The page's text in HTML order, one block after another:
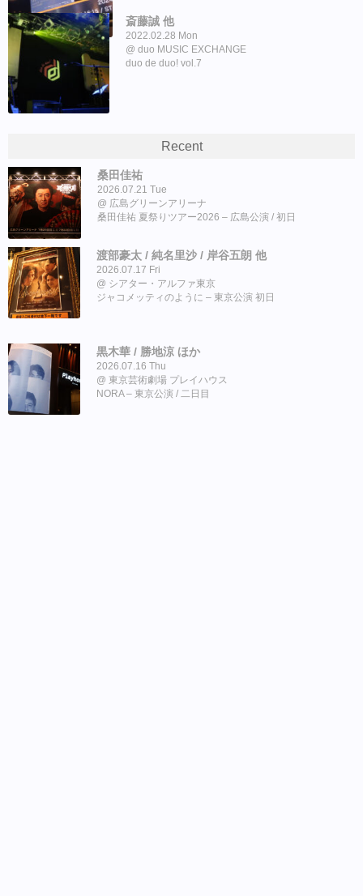
斎藤誠 他
2022.02.28 Mon
duo MUSIC EXCHANGE
duo de duo! vol.7
Recent
桑田佳祐
2026.07.21 Tue
広島グリーンアリーナ
桑田佳祐 夏祭りツアー2026 – 広島公演 / 初日
渡部豪太 / 純名里沙 / 岸谷五朗 他
2026.07.17 Fri
シアター・アルファ東京
ジャコメッティのように – 東京公演 初日
黒木華 / 勝地涼 ほか
2026.07.16 Thu
東京芸術劇場 プレイハウス
NORA – 東京公演 / 二日目